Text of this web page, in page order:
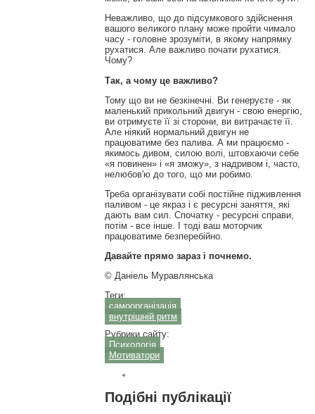
Неважливо, що до підсумкового здійснення
вашого великого плану може пройти чимало
часу - головне зрозуміти, в якому напрямку
рухатися. Але важливо почати рухатися.
Чому?
Так, а чому це важливо?
Тому що ви не безкінечні. Ви генеруєте - як
маленький прикольний двигун - свою енергію,
ви отримуєте її зі сторони, ви витрачаєте її.
Але ніякий нормальний двигун не
працюватиме без палива. А ми працюємо -
якимось дивом, силою волі, штовхаючи себе
«я повинен» і «я зможу», з надривом і, часто,
нелюбов'ю до того, що ми робимо.
Треба організувати собі постійне підживлення
паливом - це якраз і є ресурсні заняття, які
дають вам сил. Спочатку - ресурсні справи,
потім - все інше. І тоді ваш моторчик
працюватиме безперебійно.
Давайте прямо зараз і почнемо.
© Даніель Муравлянська
Теги:
самоорганізація
внутрішній ритм
Рубрики сайту:
Психологія
Мотиватори
Подібні публікації